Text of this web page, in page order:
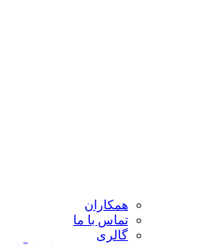
همکاران
تماس با ما
گالری